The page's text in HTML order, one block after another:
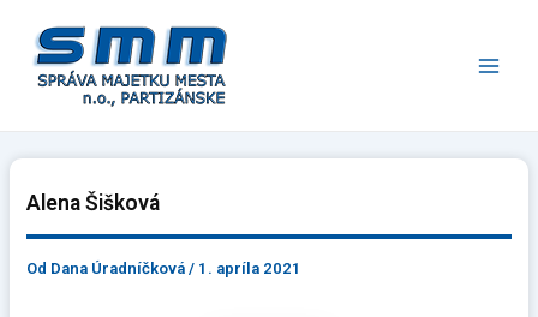
obsah
Alena Šišková
Od Dana Úradníčková/ 1. apríla 2021